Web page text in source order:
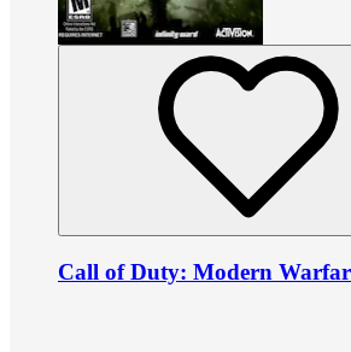
Call of Duty: Modern